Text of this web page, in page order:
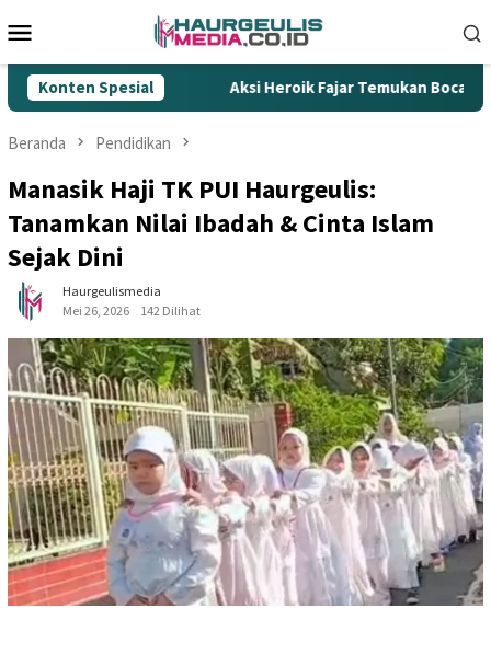
ke
Mobile
Konten Spesial
Ilegal Aksi Heroik Fajar Temukan Bocah
Beranda Pendidikan
Manasik Haji TK PUI Haurgeulis:
Tanamkan Nilai Ibadah & Cinta Islam
Sejak Dini
Haurgeulismedia
Mei 26, 2026
142 Dilihat